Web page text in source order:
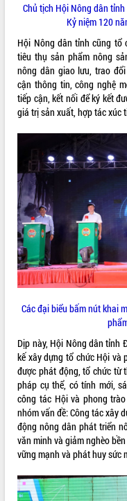
Rà soát, hoàn thiện hệ thống
văn hóa, thể thao đáp ứng yêu
phát triển mới
Thường trực HĐND tỉnh Đắk Lắk
mặt Đoàn chuyên gia y tế TP.
Minh
Lễ truy điệu và an táng hài cốt
tại Nghĩa trang Liệt sĩ xã Sơn
xuất khẩu sầu riêng và triển khai
định EUDR
Thứ trưởng Bộ Nông nghiệp và Môi
trường Nguyễn Hoàng Hiệp
vùng trồng và doanh nghiệp
sầu riêng tại Đắk Lắk
Trình diễn nghệ thuật chế biến
món ăn từ sầu riêng
Đắk Lắk công bố Quy hoạch và
tiến đầu tư tỉnh
ứng để giữ vững thị trường xuất
Diễn đàn Kinh tế tư nhân Việt
phá cơ chế - Hợp tác công tư
Đề án 06 tạo bước ngoặt đột
cải cách hành chính tỉnh Đắk Lắk
Kết nối tour, đẩy mạnh chuyển
để phát triển du lịch Đắk Lắk
Khởi động Dự án Đầu tư xây
tầng kỹ thuật Cụm công nghiệp
Tiến
niệm 101 năm Ngày Báo chí
mạng Việt Nam
Chủ tịch Hội Nông dân
Kỷ niệm 120
Hội Nông dân tỉnh cũng tổ
tiêu thụ sản phẩm nông
nông dân giao lưu, trao
cận thông tin, công nghệ
tiếp cận, kết nối để ký kết
giá trị sản xuất, hợp tác xúc
Các đại biểu bấm nút khai
Dịp này, Hội Nông dân tỉnh
kế xây dựng tổ chức Hội và
được phát động, tổ chức từ
pháp cụ thể, có tính mới,
công tác Hội và phong
nhóm vấn đề: Công tác xây
động nông dân phát triển
văn minh và giảm nghèo
vững mạnh và phát huy sức